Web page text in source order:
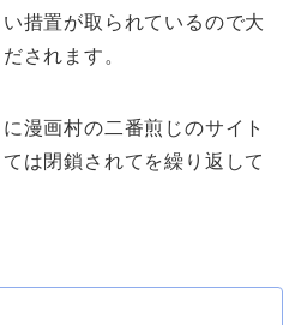
措置が取られているので大
されます。
漫画村の二番煎じのサイト
は閉鎖されてを繰り返して